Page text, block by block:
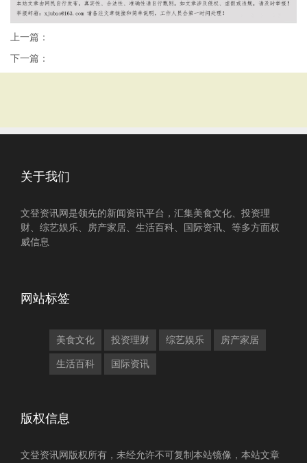
上一篇：
下一篇：
关于我们
文登资讯网是领先的新闻资讯平台，汇集美食文化、投资理
财、综艺娱乐、房产家居、生活百科、国际资讯、等多方面权
威信息
网站标签
美食文化 投资理财 综艺娱乐 房产家居
生活百科 国际资讯
版权信息
文登资讯网版权所有，未经允许不可复制本站镜像，本站文章